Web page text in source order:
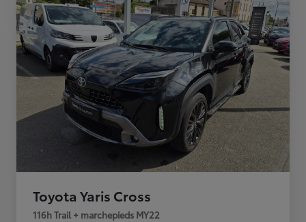
Toyota Yaris Cross
116h Trail + marchepieds MY22